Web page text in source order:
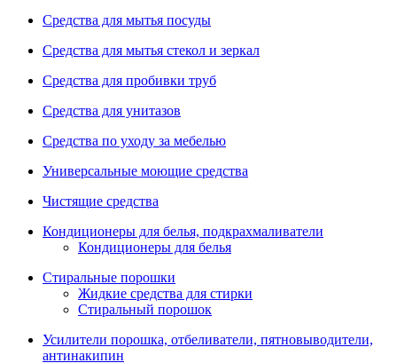
Средства для мытья посуды
Средства для мытья стекол и зеркал
Средства для пробивки труб
Средства для унитазов
Средства по уходу за мебелью
Универсальные моющие средства
Чистящие средства
Кондиционеры для белья, подкрахмаливатели
Кондиционеры для белья
Стиральные порошки
Жидкие средства для стирки
Стиральный порошок
Усилители порошка, отбеливатели, пятновыводители,
антинакипин